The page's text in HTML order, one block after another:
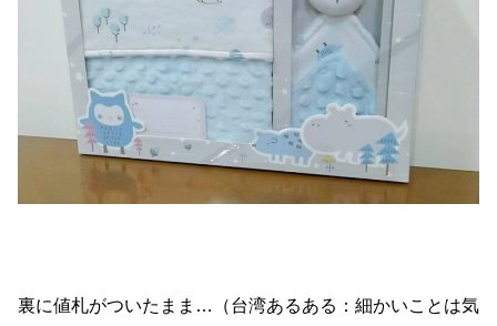
裏に値札がついたまま…（台湾あるある：細かいことは気